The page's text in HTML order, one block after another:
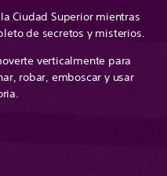
Ciudad Superior mientras
de secretos y misterios.
verticalmente para
robar, emboscar y usar